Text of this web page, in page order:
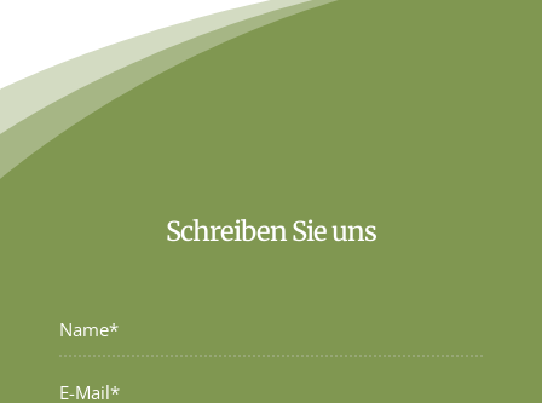
Schreiben Sie uns